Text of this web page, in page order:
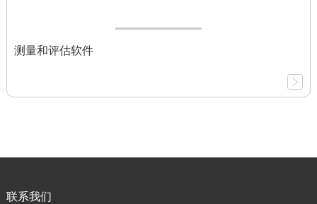
测量和评估软件
联系我们